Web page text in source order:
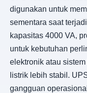
digunakan untuk
sementara saat
kapasitas 4000 VA,
untuk kebutuhan
elektronik atau
listrik lebih stabil.
gangguan